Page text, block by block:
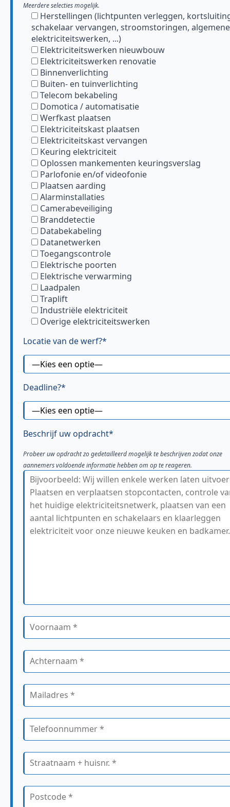
Meerdere selecties mogelijk.
Herstellingen (lichtpunten verleggen,
schakelaar vervangen, stroomstoringen, algemene
elektriciteitswerken, ...)
Elektriciteitswerken nieuwbouw
Elektriciteitswerken renovatie
Binnenverlichting
Buiten- en tuinverlichting
Telecom bekabeling
Domotica / automatisatie
Werfkast plaatsen
Elektriciteitskast plaatsen
Elektriciteitskast vervangen
Keuring elektriciteit
Oplossen mankementen keuringsverslag
Parlofonie en/of videofonie
Plaatsen aarding
Alarminstallaties
Camerabeveiliging
Branddetectie
Databekabeling
Datanetwerken
Toegangscontrole
Elektrische poorten
Elektrische verwarming
Laadpalen
Traplift
Industriële elektriciteit
Overige elektriciteitswerken
Locatie van de werf?*
Deadline?*
Beschrijf uw opdracht*
Probeer uw opdracht zo gedetailleerd mogelijk te beschrijven zodat onze
aannemers voldoende informatie hebben om op te reageren.